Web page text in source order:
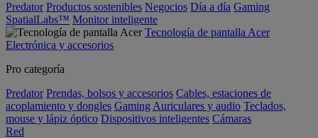
Predator Productos sostenibles Negocios Día a día Gaming
SpatialLabs™ Monitor inteligente
Tecnología de pantalla Acer
Electrónica y accesorios
Pro categoría
Predator Prendas, bolsos y accesorios Cables, estaciones de
acoplamiento y dongles Gaming Auriculares y audio Teclados,
mouse y lápiz óptico Dispositivos inteligentes Cámaras
Red